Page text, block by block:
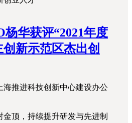
杨华获评“2021年度
新示范区杰出创
海推进科技创新中心建设办公